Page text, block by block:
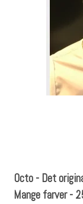
Octo - Det
Mange farver -